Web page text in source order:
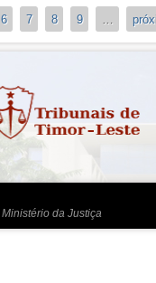
6 7 8 9
Ministério da Justiça